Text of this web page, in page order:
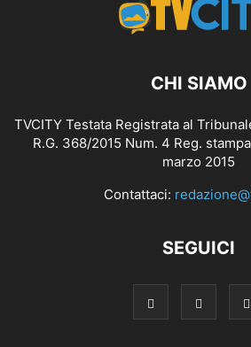
CHI SIAMO
TVCITY Testata Registrata al
R.G. 368/2015 Num. 4 Reg.
marzo 2015
Contattaci:
SEGUICI